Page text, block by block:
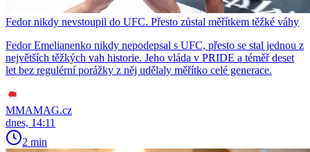
Fedor nikdy nevstoupil do UFC. Přesto zůstal měřítkem těžké váhy
Fedor Emelianenko nikdy nepodepsal s UFC, přesto se stal jednou z
největších těžkých vah historie. Jeho vláda v PRIDE a téměř deset
let bez regulérní porážky z něj udělaly měřítko celé generace.
MMAMAG.cz
dnes, 14:11
2 min